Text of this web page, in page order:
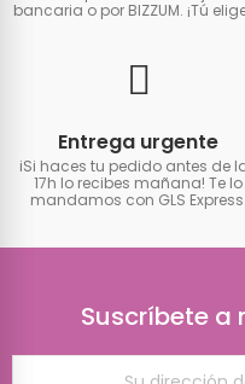
bancaria o por BIZZUM. ¡Tú
Entrega urgente
iSi haces tu pedido antes de
17h lo recibes mañana! Te lo
mandamos con GLS Express.
Suscríbete a